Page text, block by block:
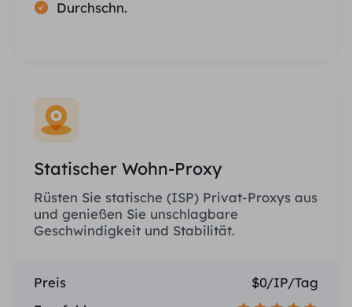
Durchschn.
Statischer Wohn-Proxy
Rüsten Sie statische (ISP) Privat-Proxys aus
und genießen Sie unschlagbare
Geschwindigkeit und Stabilität.
Preis
$0/IP/Tag